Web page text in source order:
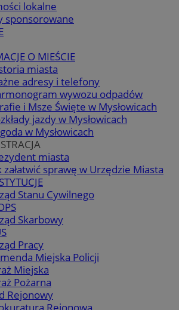
lokalne
sponsorowane
O MIEŚCIE
miasta
adresy i telefony
wywozu odpadów
i Msze Święte w Mysłowicach
jazdy w Mysłowicach
w Mysłowicach
miasta
załatwić sprawę w Urzędzie Miasta
Stanu Cywilnego
Skarbowy
Pracy
Miejska Policji
Miejska
Pożarna
Rejonowy